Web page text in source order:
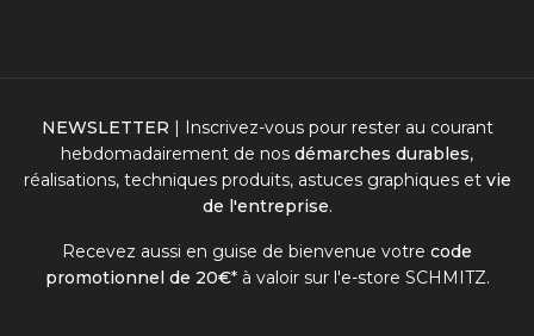
NEWSLETTER | Inscrivez-vous pour rester au courant
hebdomadairement de nos démarches durables,
réalisations, techniques produits, astuces graphiques et vie
de l'entreprise.
Recevez aussi en guise de bienvenue votre code
promotionnel de 20€* à valoir sur l'e-store SCHMITZ.